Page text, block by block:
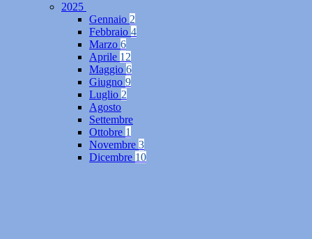
2025
Gennaio 2
Febbraio 4
Marzo 6
Aprile 12
Maggio 6
Giugno 9
Luglio 2
Agosto
Settembre
Ottobre 1
Novembre 3
Dicembre 10